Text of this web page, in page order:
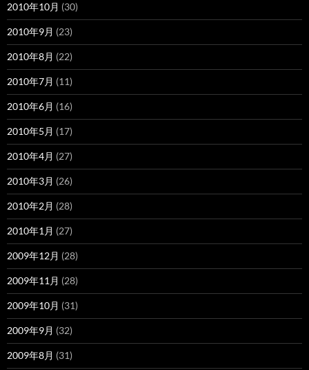
2010年10月 (30)
2010年9月 (23)
2010年8月 (22)
2010年7月 (11)
2010年6月 (16)
2010年5月 (17)
2010年4月 (27)
2010年3月 (26)
2010年2月 (28)
2010年1月 (27)
2009年12月 (28)
2009年11月 (28)
2009年10月 (31)
2009年9月 (32)
2009年8月 (31)